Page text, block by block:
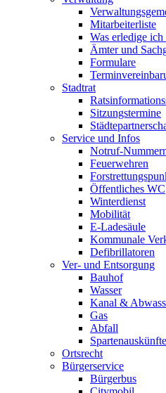
Mitarbeiterliste
Was erledige
Ämter und
Formulare
Stadtrat
Sitzungstermine
Service und Infos
Notruf-
Feuerwehren
Öffentliches WC
Winterdienst
Mobilität
E-Ladesäule
Kommunale
Defibrillatoren
Ver- und Entsorgung
Bauhof
Wasser
Kanal &
Gas
Abfall
Spartenauskünfte
Ortsrecht
Bürgerservice
Bürgerbus